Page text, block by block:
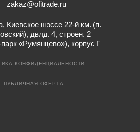
zakaz@ofitrade.ru
Киевское шоссе 22-й км. (п.
двлд. 4, строен. 2
«Румянцево»), корпус Г
КОНФИДЕНЦИАЛЬНОСТИ
ПУБЛИЧНАЯ ОФЕРТА